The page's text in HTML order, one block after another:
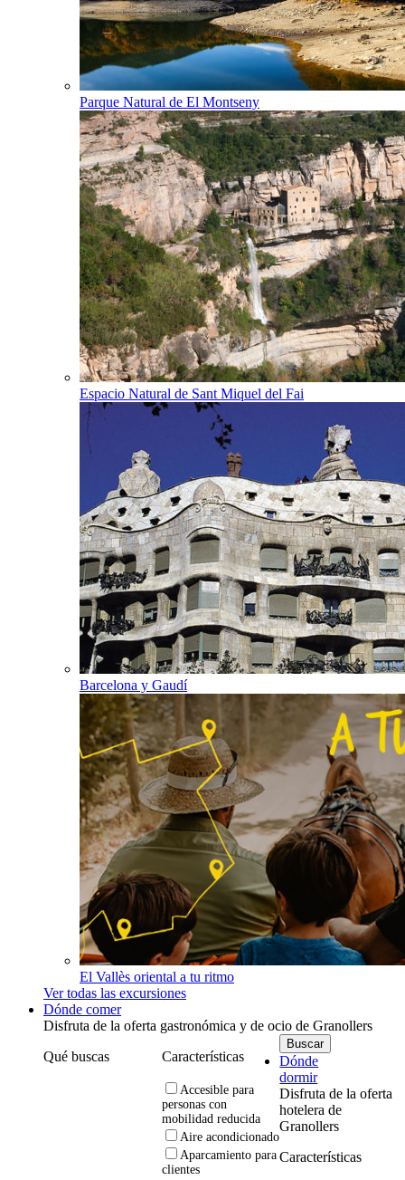
Parque Natural de El Montseny
Espacio Natural de Sant Miquel del Fai
Barcelona y Gaudí
El Vallès oriental a tu ritmo
Ver todas las excursiones
Dónde comer
Disfruta de la oferta gastronómica y de ocio de Granollers
Qué buscas
Características
Accesible para
personas con
mobilidad reducida
Aire acondicionado
Aparcamiento para
clientes
Dónde
dormir
Disfruta de la oferta
hotelera de
Granollers
Características